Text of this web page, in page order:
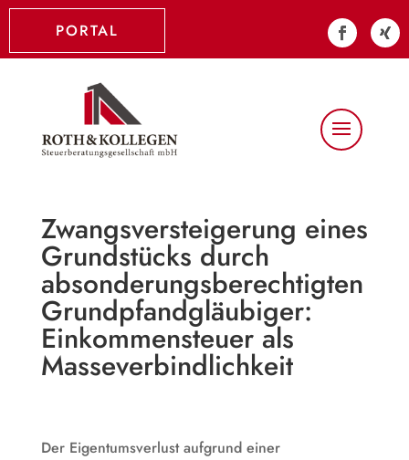
PORTAL
Zwangsversteigerung eines
Grundstücks durch
absonderungsberechtigten
Grundpfandgläubiger:
Einkommensteuer als
Masseverbindlichkeit
Der Eigentumsverlust aufgrund einer